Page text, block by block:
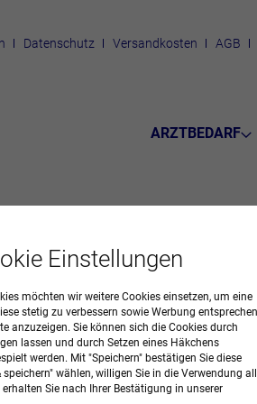
Datenschutz Versandkosten AGB
ARZTBEDARF
Einstellungen
möchten wir weitere Cookies einsetzen, um eine
stetig zu verbessern sowie Werbung
anzuzeigen. Sie können sich die Cookies durch
lassen und durch Setzen eines Häkchens
werden. Mit "Speichern" bestätigen Sie diese
wählen, willigen Sie in die Verwendung
Sie nach Ihrer Bestätigung in unserer